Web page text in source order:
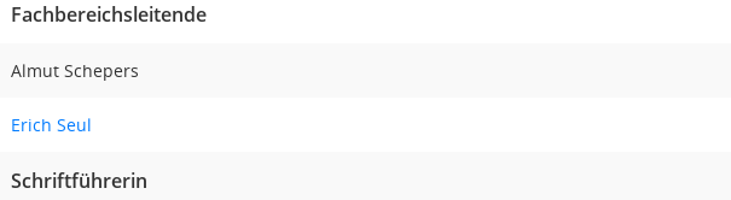
Fachbereichsleitende
Almut Schepers
Erich Seul
Schriftführerin